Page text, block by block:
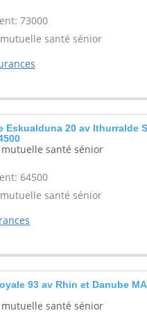
73000
santé sénior
Eskualduna 20 av Ithurralde
santé sénior
64500
santé sénior
93 av Rhin et Danube
santé sénior